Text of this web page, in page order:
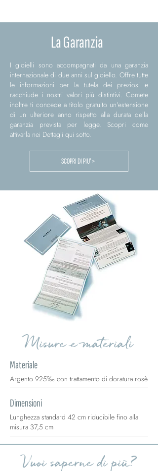
La Garanzia
I gioielli sono accompagnati da una garanzia
internazionale di due anni sul gioiello. Offre tutte
le informazioni per la tutela dei preziosi e
racchiude i nostri valori più distintivi. Comete
inoltre ti concede a titolo gratuito un'estensione
di un ulteriore anno rispetto alla durata della
garanzia prevista per legge. Scopri come
attivarla nei Dettagli qui sotto.
SCOPRI DI PIU' >
Misure e materiali
Materiale
Argento 925‰ con trattamento di doratura rosè
Dimensioni
Lunghezza standard 42 cm riducibile fino alla
misura 37,5 cm
Vuoi saperne di più?